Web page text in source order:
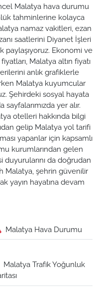
Malatya hava durumu
tahminlerine kolayca
namaz vakitleri, ezan
saatlerini Diyanet İşleri
paylaşıyoruz. Ekonomi ve
Malatya altın fiyatı
anlık grafiklerle
Malatya kuyumcular
Şehirdeki sosyal hayata
yer alır.
otelleri hakkında bilgi
gelip Malatya yol tarifi
yapanlar için kapsamlı
kurumlarından gelen
duyurularını da doğrudan
Malatya, şehrin güvenilir
yayın hayatına devam
Malatya Hava Durumu
Malatya Trafik Yoğunluk